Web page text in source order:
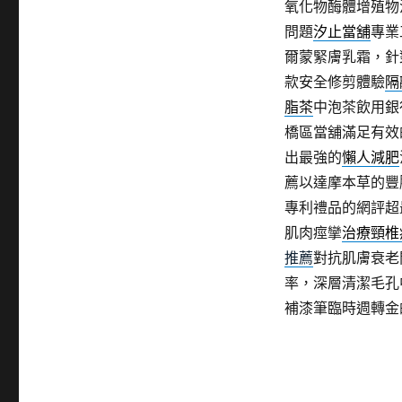
氧化物酶體增殖
問題汐止當舖專
爾蒙緊膚乳霜，
款安全修剪體驗
脂茶中泡茶飲用
橋區當舖滿足有
出最強的懶人減肥
薦以達摩本草的
專利禮品的網評
肌肉痙攣治療頸
推薦對抗肌膚衰
率，深層清潔毛
補漆筆臨時週轉